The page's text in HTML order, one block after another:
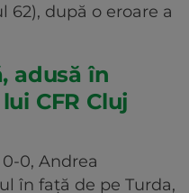
62), după o eroare a
adusă în
CFR Cluj
0, Andrea
în față de pe Turda,